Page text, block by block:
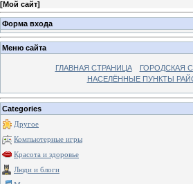
[Мой сайт]
Форма входа
Меню сайта
ГЛАВНАЯ СТРАНИЦА ГОРОДСКАЯ
НАСЕЛЁННЫЕ ПУНКТЫ
Categories
Другое
Компьютерные игры
Красота и здоровье
Люди и блоги